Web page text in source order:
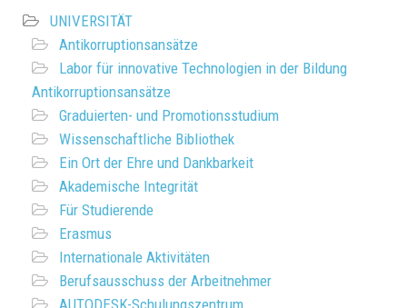
UNIVERSITÄT
Antikorruptionsansätze
Labor für innovative Technologien in der Bildung
Antikorruptionsansätze
Graduierten- und Promotionsstudium
Wissenschaftliche Bibliothek
Ein Ort der Ehre und Dankbarkeit
Akademische Integrität
Für Studierende
Erasmus
Internationale Aktivitäten
Berufsausschuss der Arbeitnehmer